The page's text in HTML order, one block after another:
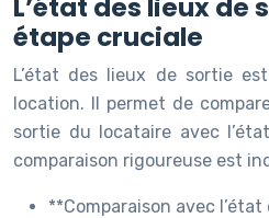
L’état des lieux de
étape cruciale
L’état des lieux de sortie
location. Il permet de
sortie du locataire avec
comparaison rigoureuse est
**Comparaison avec